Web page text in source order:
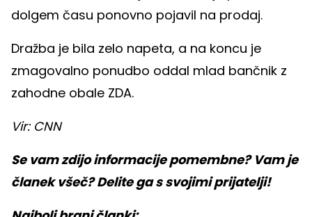
dolgem času ponovno pojavil na prodaj.
Dražba je bila zelo napeta, a na koncu je
zmagovalno ponudbo oddal mlad bančnik z
zahodne obale ZDA.
Vir: CNN
Se vam zdijo informacije pomembne? Vam je
članek všeč? Delite ga s svojimi prijatelji!